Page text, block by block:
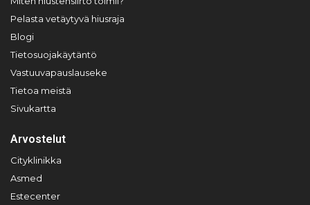
Pelasta vetäytyvä hiusraja
Blogi
Tietosuojakäytäntö
Vastuuvapauslauseke
Tietoa meistä
Sivukartta
Arvostelut
Cityklinikka
Asmed
Estecenter